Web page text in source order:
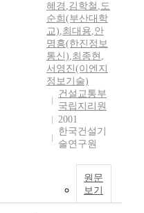
혜경 ,김학철 ,도
순희(부산대학
교),최대용,안
명흥(한진정보
통신),최종현 ,
서영진(이엔지
정보기술)
건설교통부
국립지리원
2001
한국건설기
술연구원
원문
보기